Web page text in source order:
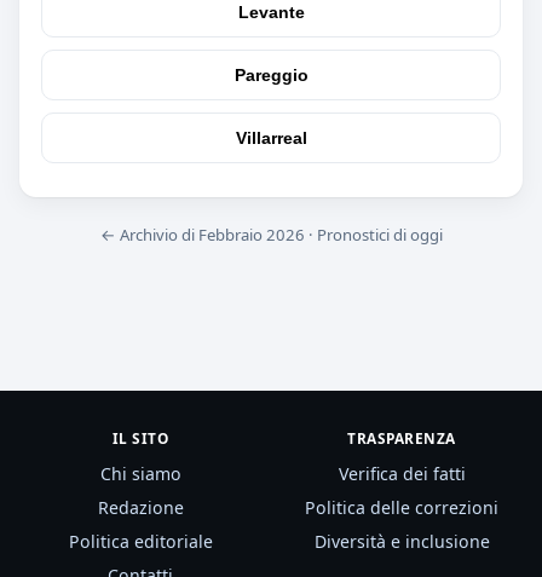
Levante
Pareggio
Villarreal
← Archivio di Febbraio 2026 · Pronostici di oggi
IL SITO
Chi siamo
Redazione
Politica editoriale
TRASPARENZA
Verifica dei fatti
Politica delle correzioni
Diversità e inclusione